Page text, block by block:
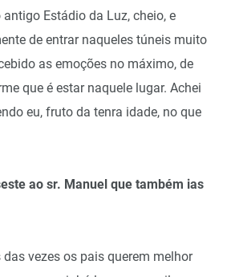
Estádio da Luz, cheio, e
de entrar naqueles túneis muito
as emoções no máximo, de
que é estar naquele lugar. Achei
eu, fruto da tenra idade, no que
ao sr. Manuel que também ias
vezes os pais querem melhor